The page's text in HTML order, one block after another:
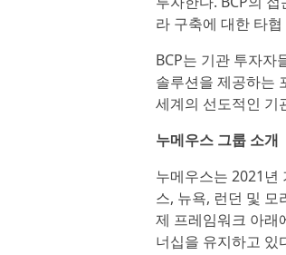
라 구축에 대한 타
BCP는 기관 투자자
솔루션을 제공하는
세계의 선도적인 기
누메우스 그룹 소개
누메우스는 2021년
스, 뉴욕, 런던 및
제 프레임워크 아래
너십을 유지하고 있